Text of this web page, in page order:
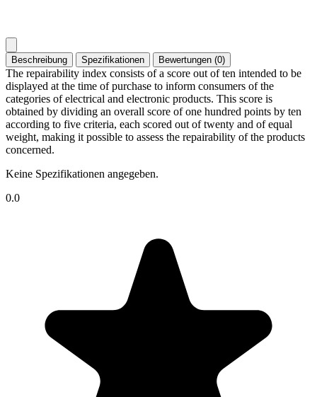
Beschreibung Spezifikationen Bewertungen (0)
The repairability index consists of a score out of ten intended to be
displayed at the time of purchase to inform consumers of the
categories of electrical and electronic products. This score is
obtained by dividing an overall score of one hundred points by ten
according to five criteria, each scored out of twenty and of equal
weight, making it possible to assess the repairability of the products
concerned.
Keine Spezifikationen angegeben.
0.0